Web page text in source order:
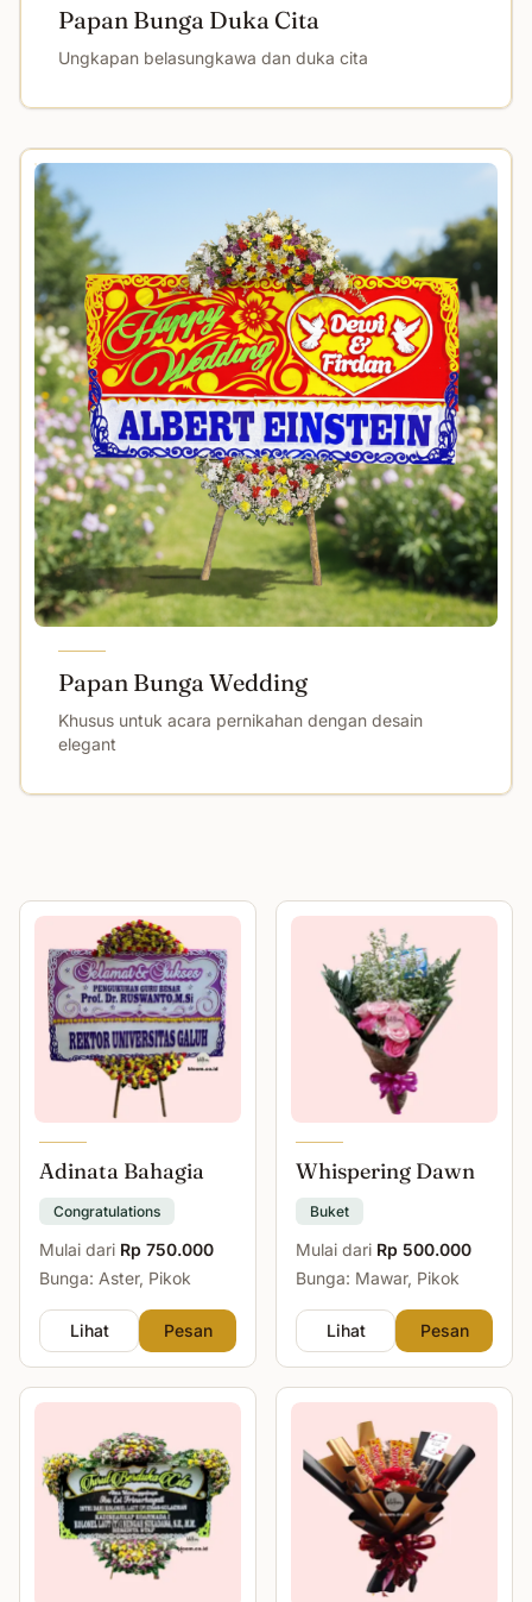
Papan Bunga Duka Cita
Ungkapan belasungkawa dan duka cita
Papan Bunga Wedding
Khusus untuk acara pernikahan dengan desain
elegant
Adinata Bahagia
Congratulations
Mulai dari Rp 750.000
Bunga: Aster, Pikok
Lihat Pesan
Whispering Dawn
Buket
Mulai dari Rp 500.000
Bunga: Mawar, Pikok
Lihat Pesan